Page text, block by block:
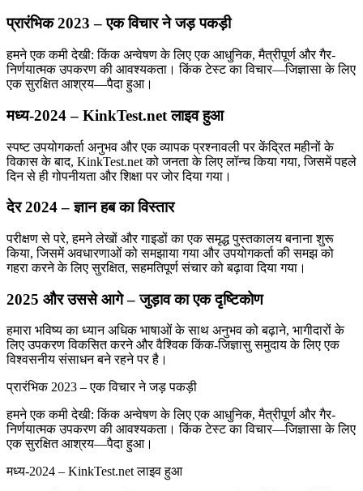
प्रारंभिक 2023 – एक विचार ने जड़ पकड़ी
हमने एक कमी देखी: किंक अन्वेषण के लिए एक आधुनिक, मैत्रीपूर्ण और गैर-
निर्णयात्मक उपकरण की आवश्यकता। किंक टेस्ट का विचार—जिज्ञासा के लिए
एक सुरक्षित आश्रय—पैदा हुआ।
मध्य-2024 – KinkTest.net लाइव हुआ
स्पष्ट उपयोगकर्ता अनुभव और एक व्यापक प्रश्नावली पर केंद्रित महीनों के
विकास के बाद, KinkTest.net को जनता के लिए लॉन्च किया गया, जिसमें पहले
दिन से ही गोपनीयता और शिक्षा पर जोर दिया गया।
देर 2024 – ज्ञान हब का विस्तार
परीक्षण से परे, हमने लेखों और गाइडों का एक समृद्ध पुस्तकालय बनाना शुरू
किया, जिसमें अवधारणाओं को समझाया गया और उपयोगकर्ता की समझ को
गहरा करने के लिए सुरक्षित, सहमतिपूर्ण संचार को बढ़ावा दिया गया।
2025 और उससे आगे – जुड़ाव का एक दृष्टिकोण
हमारा भविष्य का ध्यान अधिक भाषाओं के साथ अनुभव को बढ़ाने, भागीदारों के
लिए उपकरण विकसित करने और वैश्विक किंक-जिज्ञासु समुदाय के लिए एक
विश्वसनीय संसाधन बने रहने पर है।
प्रारंभिक 2023 – एक विचार ने जड़ पकड़ी
हमने एक कमी देखी: किंक अन्वेषण के लिए एक आधुनिक, मैत्रीपूर्ण और गैर-
निर्णयात्मक उपकरण की आवश्यकता। किंक टेस्ट का विचार—जिज्ञासा के लिए
एक सुरक्षित आश्रय—पैदा हुआ।
मध्य-2024 – KinkTest.net लाइव हुआ